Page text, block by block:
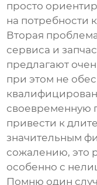
просто
на потребности
Вторая
сервиса и
предлагают
при этом не
своевременную
привести к
значительным
сожалению, это
особенно с
Помню один